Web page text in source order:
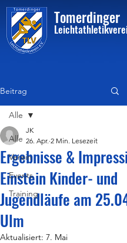
Tomerdinger
Leichtathletikvere
Beitrag
Alle
Verein
Events
Training
Alle
Ergebnisse &
Einstein Kinder- und
Jugendläufe am
Ulm
JK
26. Apr. 2 Min. Lesezeit
Aktualisiert: 7. Mai